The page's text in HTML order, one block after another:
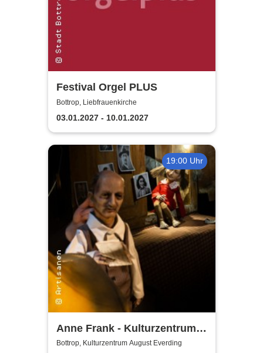
Festival Orgel PLUS
Bottrop, Liebfrauenkirche
03.01.2027 - 10.01.2027
19:00 Uhr
Anne Frank - Kulturzentrum
Bottrop
Bottrop, Kulturzentrum August Everding